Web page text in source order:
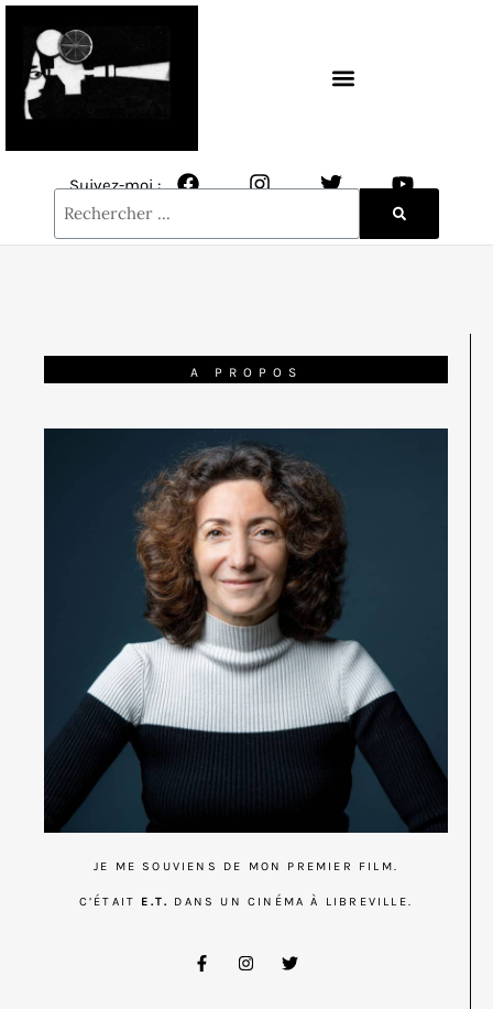
Suivez-moi :
A PROPOS
JE ME SOUVIENS DE MON PREMIER FILM.
C’ÉTAIT E.T. DANS UN CINÉMA À LIBREVILLE.